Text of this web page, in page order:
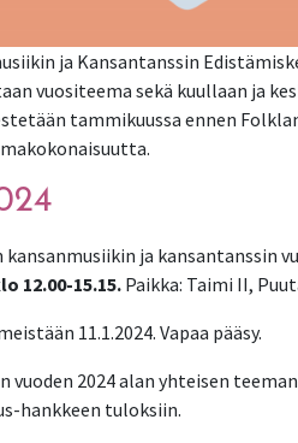
ja Kansantanssin
vuositeema sekä kuullaan ja
tammikuussa ennen
ja kansantanssin
12.00-15.15. Paikka: Taimi II,
11.1.2024. Vapaa pääsy.
vuoden 2024 alan yhteisen teeman
hankkeen tuloksiin.